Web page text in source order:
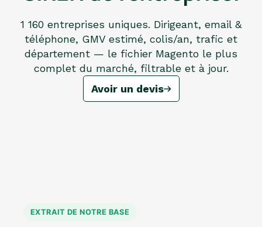
1 160 entreprises uniques. Dirigeant, email &
téléphone, GMV estimé, colis/an, trafic et
département — le fichier Magento le plus
complet du marché, filtrable et à jour.
Avoir un devis
EXTRAIT DE NOTRE BASE